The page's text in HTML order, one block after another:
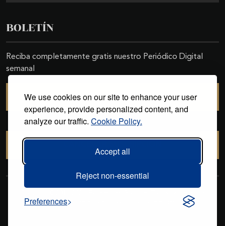
We use cookies on our site to enhance your user
experience, provide personalized content, and
analyze our traffic. Cookie Policy.
Accept all
Reject non-essential
Preferences
BOLETÍN
Reciba completamente gratis nuestro Periódico Digital
semanal
SUSCRIBIRSE
reservados. Desarrollado por
.